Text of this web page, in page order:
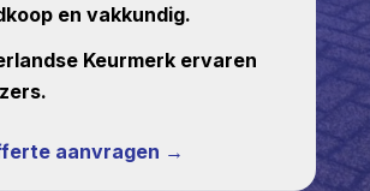
en vakkundig.
Keurmerk ervaren
aanvragen →